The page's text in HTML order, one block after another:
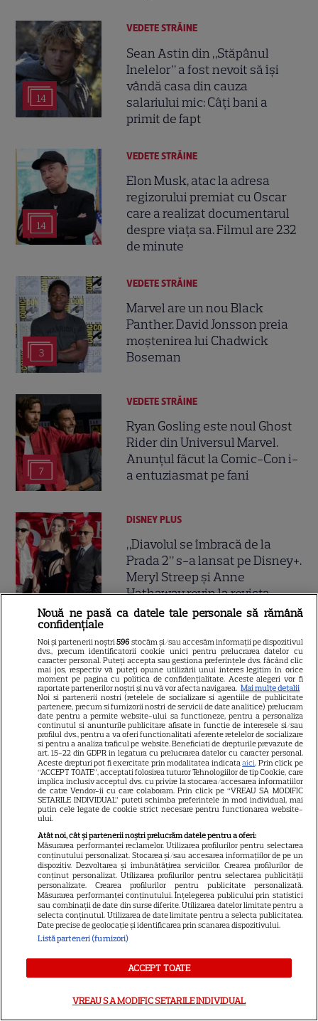
14
VEDETE STRĂINE
Sean Astin din „Stăpânul
Inelelor” a fost nevoit să își
vândă casa din cauza
salariului mic: Câți bani a
primit de fapt
14
VEDETE STRĂINE
Elon Musk, atac la adresa
regizorului premiat cu Oscar
care a realizat documentarul
despre viața sa. Filmul are 232
de minute
3
VEDETE STRĂINE
Marvel are un nou Black
Panther. David Jonsson preia
moștenirea lui Chadwick
Boseman
7
VEDETE STRĂINE
Ryan Gosling este noul Ghost
Rider din Universul Marvel.
Anunțul făcut la Comic-Con i-
a entuziasmat pe fani
DISNEY PLUS
„Diavolul se îmbracă de la
Prada 2” s-a lansat pe Disney+.
Meryl Streep și Anne
Hathaway revin la revista
Runway
9
VEDETE STRĂINE
Meryl Streep, gest
impresionant pentru Anne
Hathaway și Emily Blunt la
„Diavolul se îmbracă de la
Prada 2”. Ce salarii ar fi primit
actrițele
ŞTIRI
4
VEDETE STRĂINE
Vincent Pastore a murit la 80
de ani. Actorul din „Clanul
Soprano” era celebru pentru
rolul lui Big Pussy
TELEVIZIUNE
Nouă ne pasă ca datele tale personale să rămână
confidențiale
Noi și partenerii noștri596 stocăm și/sau accesăm informații pe dispozitivul
dvs., precum identificatorii cookie unici pentru prelucrarea datelor cu
caracter personal. Puteți accepta sau gestiona preferințele dvs. făcând clic
mai jos, respectiv vă puteți opune utilizării unui interes legitim în orice
moment pe pagina cu politica de confidențialitate. Aceste alegeri vor fi
raportate partenerilor noștri și nu vă vor afecta navigarea. Mai multe detalii
Noi si partenerii nostri (retelele de socializare si agentiile de publicitate
partenere, precum si furnizorii nostri de servicii de date analitice) prelucram
date pentru a permite website-ului sa functioneze, pentru a personaliza
continutul si anunturile publicitare afisate in functie de interesele si/sau
profilul dvs., pentru a va oferi functionalitati aferente retelelor de socializare
si pentru a analiza traficul pe website. Beneficiati de drepturile prevazute de
art. 15-22 din GDPR in legatura cu prelucrarea datelor cu caracter personal.
Aceste drepturi pot fi exercitate prin modalitatea indicataaici. Prin click pe
“ACCEPT TOATE”, acceptati folosirea tuturor Tehnologiilor de tip Cookie, care
implica inclusiv acceptul dvs. cu privire la stocarea/accesarea informatiilor
de catre Vendor-ii cu care colaboram. Prin click pe “VREAU SA MODIFIC
SETARILE INDIVIDUAL” puteti schimba preferintele in mod individual, mai
putin cele legate de cookie strict necesare pentru functionarea website-
ului.
Atât noi, cât și partenerii noștri prelucrăm datele pentru a oferi:
Măsurarea performanței reclamelor. Utilizarea profilurilor pentru selectarea
conținutului personalizat. Stocarea și/sau accesarea informațiilor de pe un
dispozitiv. Dezvoltarea și îmbunătățirea serviciilor. Crearea profilurilor de
conținut personalizat. Utilizarea profilurilor pentru selectarea publicității
personalizate. Crearea profilurilor pentru publicitate personalizată.
Măsurarea performanței conținutului. Înțelegerea publicului prin statistici
sau combinații de date din surse diferite. Utilizarea datelor limitate pentru a
selecta conținutul. Utilizarea de date limitate pentru a selecta publicitatea.
Date precise de geolocație și identificarea prin scanarea dispozitivului.
Listă parteneri (furnizori)
ACCEPT TOATE
VREAU SA MODIFIC SETARILE INDIVIDUAL